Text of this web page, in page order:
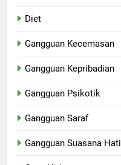
Diet
Gangguan Kecemasan
Gangguan Kepribadian
Gangguan Psikotik
Gangguan Saraf
Gangguan Suasana Hati